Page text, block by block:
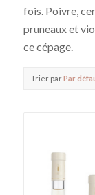
fois. Poivre,
pruneaux et
ce cépage.
Trier parPar